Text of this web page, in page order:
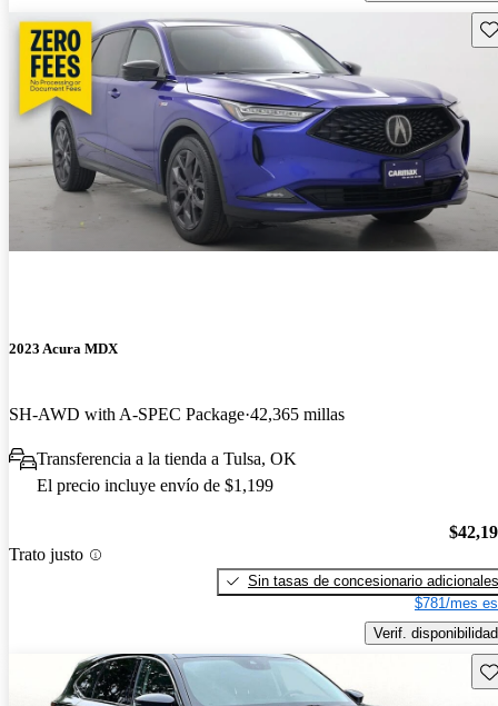
2023 Acura MDX
SH-AWD with A-SPEC Package 42,365 millas
Transferencia a la tienda a Tulsa, OK
El precio incluye envío de $1,199
Trato justo
Sin tasas de concesionario adicionales
$781/mes
Verif. disponibilidad